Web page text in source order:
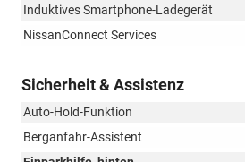
Induktives Smartphone-Ladegerät
NissanConnect Services
Sicherheit & Assistenz
Auto-Hold-Funktion
Berganfahr-Assistent